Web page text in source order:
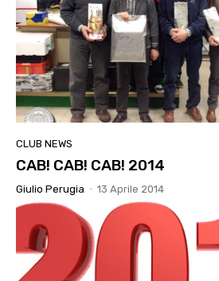
CLUB NEWS
CAB! CAB! CAB! 2014
Giulio Perugia - 13 Aprile 2014